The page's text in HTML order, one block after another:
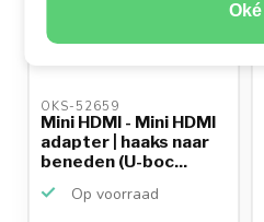
Oké
OKS-52659
Mini HDMI - Mini HDMI
adapter | haaks naar
beneden (U-boc...
Op voorraad